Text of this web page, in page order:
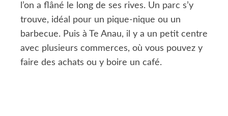
l’on a flâné le long de ses rives. Un parc s’y
trouve, idéal pour un pique-nique ou un
barbecue. Puis à Te Anau, il y a un petit centre
avec plusieurs commerces, où vous pouvez y
faire des achats ou y boire un café.